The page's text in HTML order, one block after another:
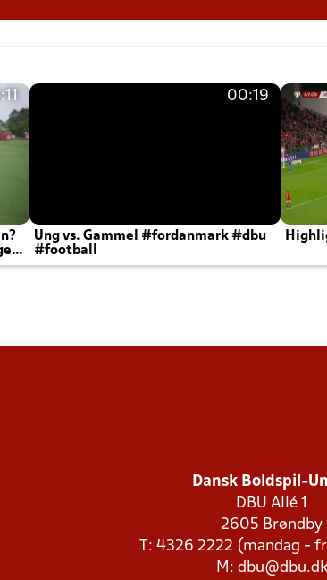
00:19
Ung vs. Gammel #fordanmark #dbu
#football
Dansk Boldspil-
DBU Allé 1
2605 Brøndby
T: 4326 2222 (mandag -
M: dbu@dbu.dk